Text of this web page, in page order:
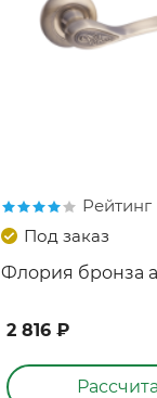
Рейтинг
Под заказ
Флория бронза
2 816 ₽